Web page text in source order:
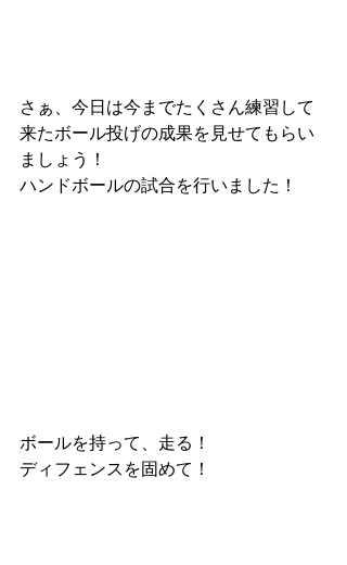
さぁ、今日は今までたくさん練習して
来たボール投げの成果を見せてもらい
ましょう！
ハンドボールの試合を行いました！
ボールを持って、走る！
ディフェンスを固めて！